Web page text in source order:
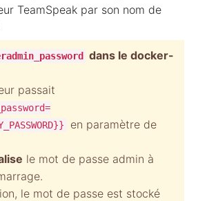
TeamSpeak par son nom de
dans le docker-
passait
en paramètre de
le mot de passe admin à
le mot de passe est stocké